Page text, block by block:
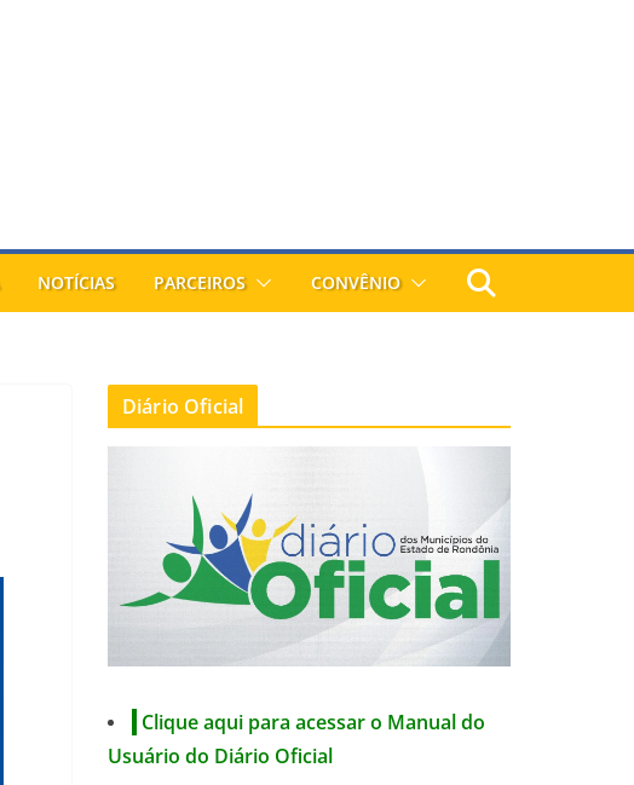
NOTÍCIAS PARCEIROS CONVÊNIO
Diário Oficial
Clique aqui para acessar o Manual do
Usuário do Diário Oficial